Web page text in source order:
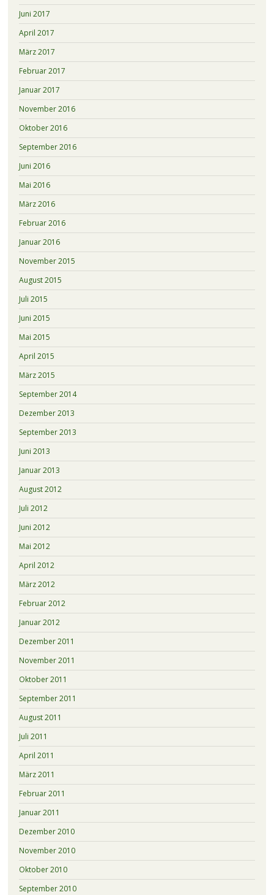
Juni 2017
April 2017
März 2017
Februar 2017
Januar 2017
November 2016
Oktober 2016
September 2016
Juni 2016
Mai 2016
März 2016
Februar 2016
Januar 2016
November 2015
August 2015
Juli 2015
Juni 2015
Mai 2015
April 2015
März 2015
September 2014
Dezember 2013
September 2013
Juni 2013
Januar 2013
August 2012
Juli 2012
Juni 2012
Mai 2012
April 2012
März 2012
Februar 2012
Januar 2012
Dezember 2011
November 2011
Oktober 2011
September 2011
August 2011
Juli 2011
April 2011
März 2011
Februar 2011
Januar 2011
Dezember 2010
November 2010
Oktober 2010
September 2010